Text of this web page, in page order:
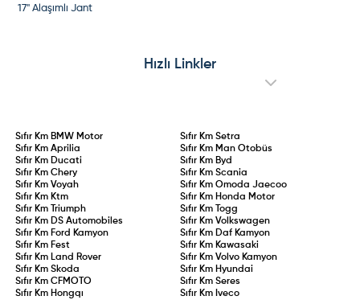
17" Alaşımlı Jant
Hızlı Linkler
Sıfır Km BMW Motor Sıfır Km Setra
Sıfır KmAprilia Sıfır Km Man Otobüs
Sıfır Km Ducati Sıfır Km Byd
Sıfır KmChery Sıfır Km Scania
Sıfır KmVoyah Sıfır Km Omoda Jaecoo
Sıfır Km Ktm Sıfır Km Honda Motor
Sıfır Km
Triumph Sıfır Km
Togg
Sıfır Km DS Automobiles Sıfır Km Volkswagen
Sıfır Km Ford Kamyon Sıfır Km Daf Kamyon
Sıfır Km Fest Sıfır Km Kawasaki
Sıfır Km Land Rover Sıfır Km Volvo Kamyon
Sıfır KmSkoda Sıfır Km Hyundai
Sıfır KmCFMOTO Sıfır Km Seres
Sıfır Km Hongqı Sıfır Km Iveco